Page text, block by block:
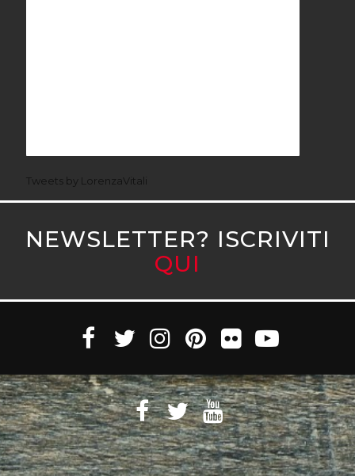
Tweets by LorenzaVitali
NEWSLETTER? ISCRIVITI
QUI